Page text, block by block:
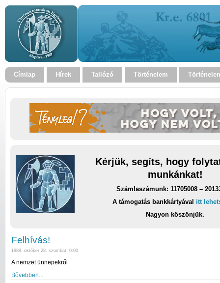
Címlap Hírek Tallózó Történelem
Kérjük, segíts, hogy
munkánkat!
Számlaszámunk: 11705008 –
A támogatás bankkártyával itt
Nagyon köszönjük.
Felhívás!
1989. október 28. szombat, 0:00
A nemzet ünnepekről
Bővebben...